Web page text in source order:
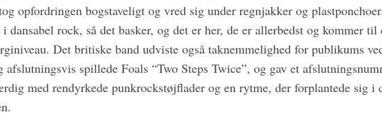
opfordringen bogstaveligt og vred sig under regnjakker og
dansabel rock, så det basker, og det er her, de er allerbedst og kommer til
Det britiske band udviste også taknemmelighed for publikums
afslutningsvis spillede Foals “Two Steps Twice”, og gav et
med rendyrkede punkrockstøjflader og en rytme, der forplantede sig i